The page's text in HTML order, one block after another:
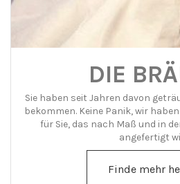
DIE
Sie haben seit Jahren davon
bekommen. Keine Panik, wir
für Sie, das nach Maß und in
angefertigt
Finde mehr